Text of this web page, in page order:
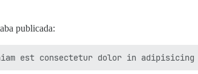
publicada: